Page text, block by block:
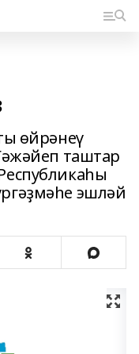
өйрәнеү
таштар
эшләй